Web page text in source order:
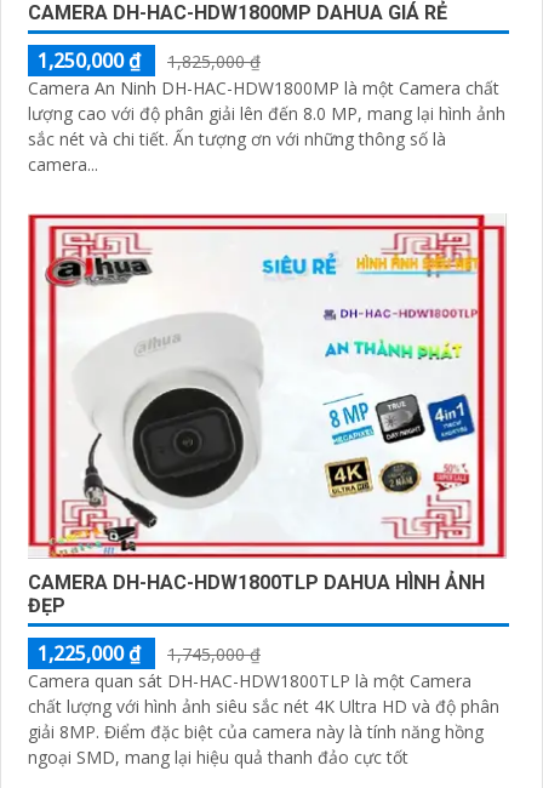
CAMERA DH-HAC-HDW1800MP DAHUA GIÁ RẺ
1,250,000 ₫
1,825,000 ₫
Camera An Ninh DH-HAC-HDW1800MP là một Camera chất
lượng cao với độ phân giải lên đến 8.0 MP, mang lại hình ảnh
sắc nét và chi tiết. Ấn tượng ơn với những thông số là
camera...
CAMERA DH-HAC-HDW1800TLP DAHUA HÌNH ẢNH
ĐẸP
1,225,000 ₫
1,745,000 ₫
Camera quan sát DH-HAC-HDW1800TLP là một Camera
chất lượng với hình ảnh siêu sắc nét 4K Ultra HD và độ phân
giải 8MP. Điểm đặc biệt của camera này là tính năng hồng
ngoại SMD, mang lại hiệu quả thanh đảo cực tốt